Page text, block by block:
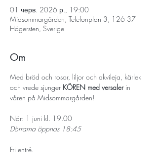
01 черв. 2026 р., 19:00
Midsommargården, Telefonplan 3, 126 37
Hägersten, Sverige
Om
Med bröd och rosor, liljor och akvileja, kärlek
och vrede sjunger KÖREN med versaler in
våren på Midsommargården!
När: 1 juni kl. 19.00
Dörrarna öppnas 18:45
Fri entré.